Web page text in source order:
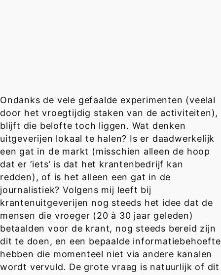
Ondanks de vele gefaalde experimenten (veelal
door het vroegtijdig staken van de activiteiten),
blijft die belofte toch liggen. Wat denken
uitgeverijen lokaal te halen? Is er daadwerkelijk
een gat in de markt (misschien alleen de hoop
dat er ‘iets’ is dat het krantenbedrijf kan
redden), of is het alleen een gat in de
journalistiek? Volgens mij leeft bij
krantenuitgeverijen nog steeds het idee dat de
mensen die vroeger (20 à 30 jaar geleden)
betaalden voor de krant, nog steeds bereid zijn
dit te doen, en een bepaalde informatiebehoefte
hebben die momenteel niet via andere kanalen
wordt vervuld. De grote vraag is natuurlijk of dit